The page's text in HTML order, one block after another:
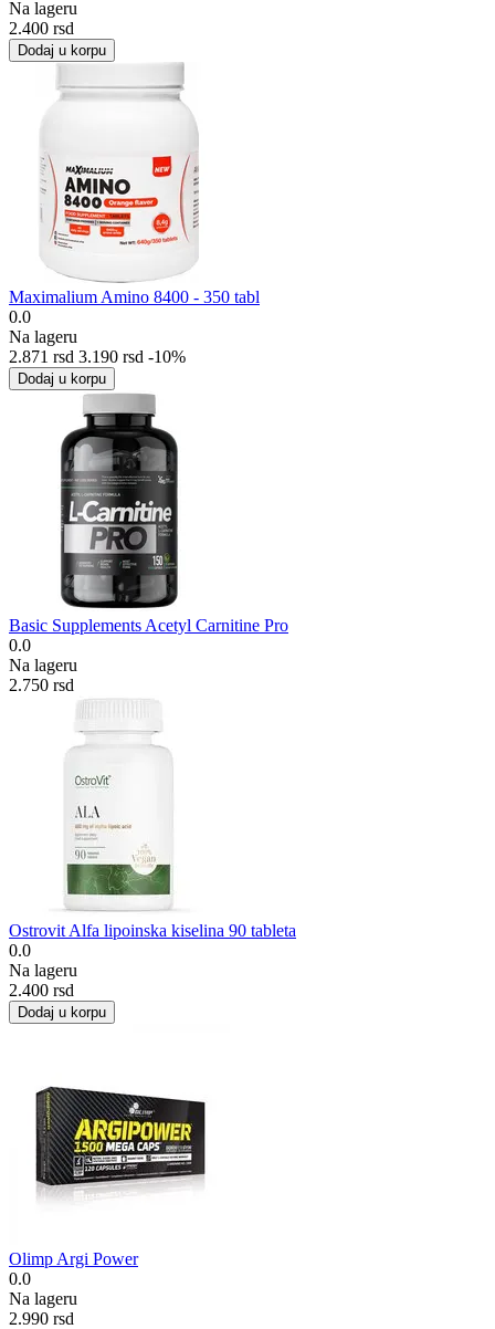
Na lageru
2.400 rsd
Dodaj u korpu
Maximalium Amino 8400 - 350 tabl
0.0
Na lageru
2.871 rsd 3.190 rsd -10%
Dodaj u korpu
Basic Supplements Acetyl Carnitine Pro
0.0
Na lageru
2.750 rsd
Ostrovit Alfa lipoinska kiselina 90 tableta
0.0
Na lageru
2.400 rsd
Dodaj u korpu
Olimp Argi Power
0.0
Na lageru
2.990 rsd